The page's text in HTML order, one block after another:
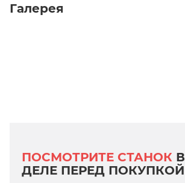
Галерея
ПОСМОТРИТЕ СТАНОК В
ДЕЛЕ ПЕРЕД ПОКУПКОЙ